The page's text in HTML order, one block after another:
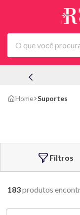
O que você procura?
Suportes
183produtos